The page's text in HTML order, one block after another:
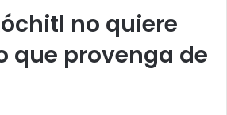
no quiere
que provenga de